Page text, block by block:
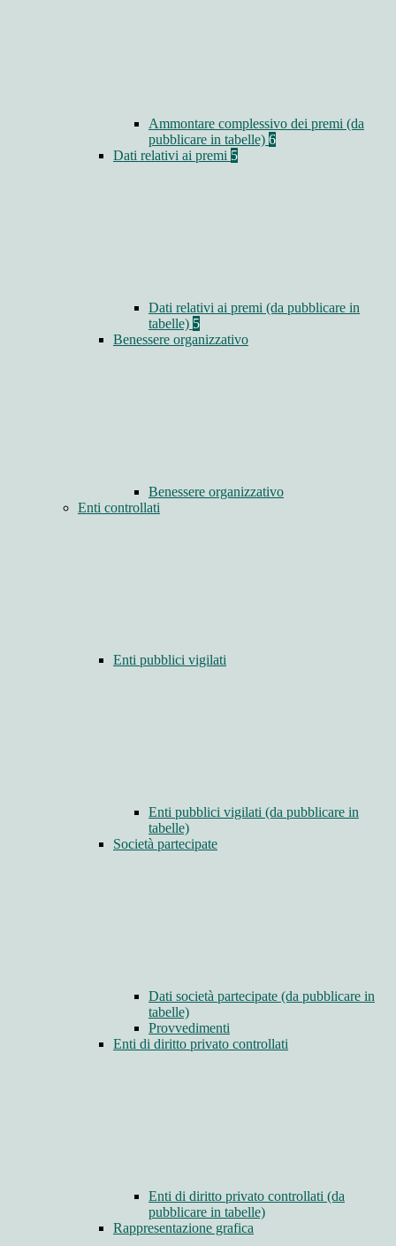
Ammontare complessivo dei premi (da
pubblicare in tabelle) 6
Dati relativi ai premi 5
Dati relativi ai premi (da pubblicare in
tabelle) 5
Benessere organizzativo
Benessere organizzativo
Enti controllati
Enti pubblici vigilati
Enti pubblici vigilati (da pubblicare in
tabelle)
Società partecipate
Dati società partecipate (da pubblicare in
tabelle)
Provvedimenti
Enti di diritto privato controllati
Enti di diritto privato controllati (da
pubblicare in tabelle)
Rappresentazione grafica